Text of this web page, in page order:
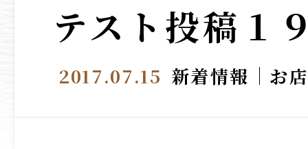
テスト投稿１
2017.07.15 新着情報 お